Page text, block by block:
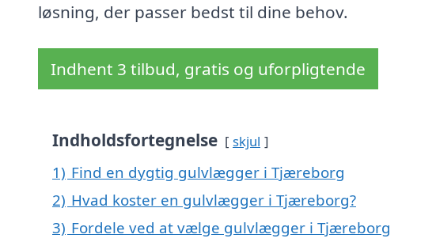
løsning, der passer bedst til dine behov.
Indhent 3 tilbud, gratis og uforpligtende
Indholdsfortegnelse skjul
1) Find en dygtig gulvlægger i Tjæreborg
2) Hvad koster en gulvlægger i Tjæreborg?
3) Fordele ved at vælge gulvlægger i Tjæreborg